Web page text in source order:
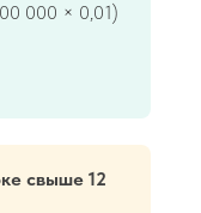
000 × 0,01)
свыше 12